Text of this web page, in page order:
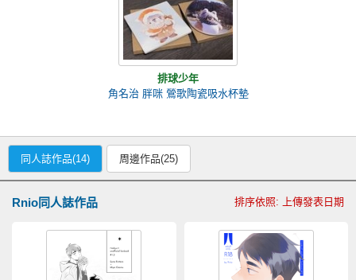
排球少年
角名治 胖咪 鶯歌陶瓷吸水杯墊
同人誌作品(14) 周邊作品(25)
Rnio同人誌作品 排序依照: 上傳發表日期